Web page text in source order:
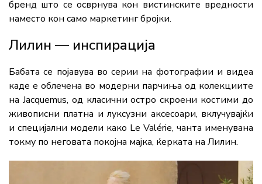
бренд што се осврнува кон вистинските вредности
наместо кон само маркетинг бројки.
Лилин — инспирација
Бабата се појавува во серии на фотографии и видеа
каде е облечена во модерни парчиња од колекциите
на Jacquemus, од класични остро скроени костими до
живописни платна и луксузни аксесоари, вклучувајќи
и специјални модели како Le Valérie, чанта именувана
токму по неговата покојна мајка, ќерката на Лилин.